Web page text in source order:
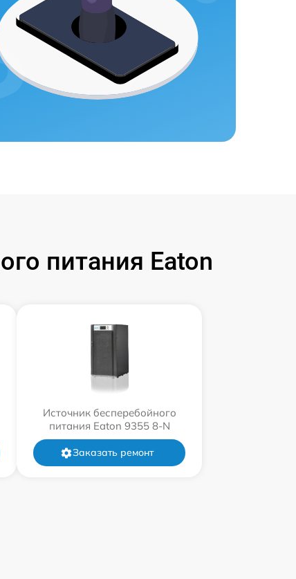
питания Eaton
Источник бесперебойного
питания Eaton 9355 8-N
Заказать ремонт